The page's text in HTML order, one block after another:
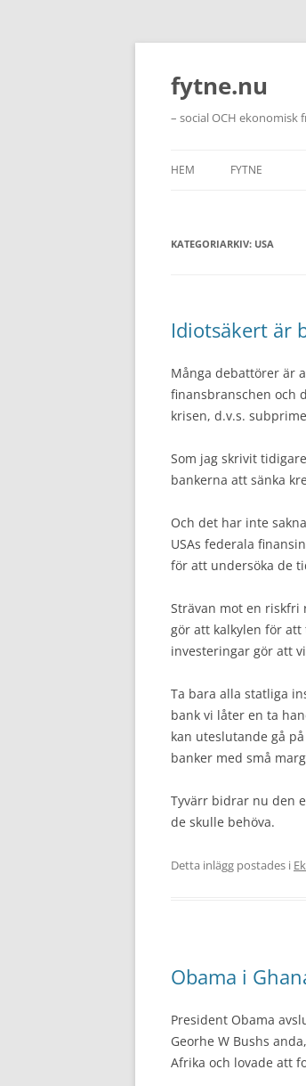
Hoppa
innehåll
fytne.nu
– social OCH ekonomisk
HEM FYTNE
KATEGORIARKIV: USA
Idiotsäkert är
Många debattörer är
finansbranschen och
krisen, d.v.s.
Som jag skrivit
bankerna att sänka
Och det har inte
USAs federala
för att undersöka de
Strävan mot en riskfri
gör att kalkylen för
investeringar gör att
Ta bara alla statliga
bank vi låter en ta
kan uteslutande gå
banker med små
Tyvärr bidrar nu den
de skulle behöva.
Detta inlägg postades i
Obama i
President Obama
Georhe W Bushs
Afrika och lovade att